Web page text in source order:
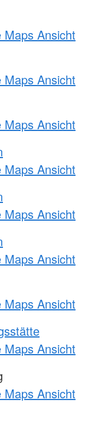
Ansicht
Ansicht
Ansicht
Ansicht
Ansicht
Ansicht
Ansicht
Ansicht
Ansicht